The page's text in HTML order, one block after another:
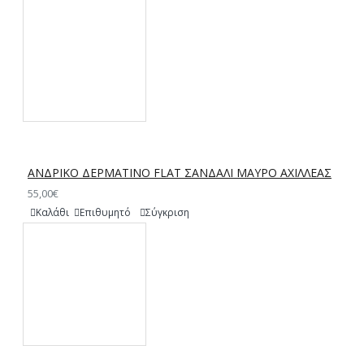
ΑΝΔΡΙΚΟ ΔΕΡΜΑΤΙΝΟ FLAT ΣΑΝΔΑΛΙ ΜΑΥΡΟ ΑΧΙΛΛΕΑΣ
55,00€
Καλάθι Επιθυμητό Σύγκριση